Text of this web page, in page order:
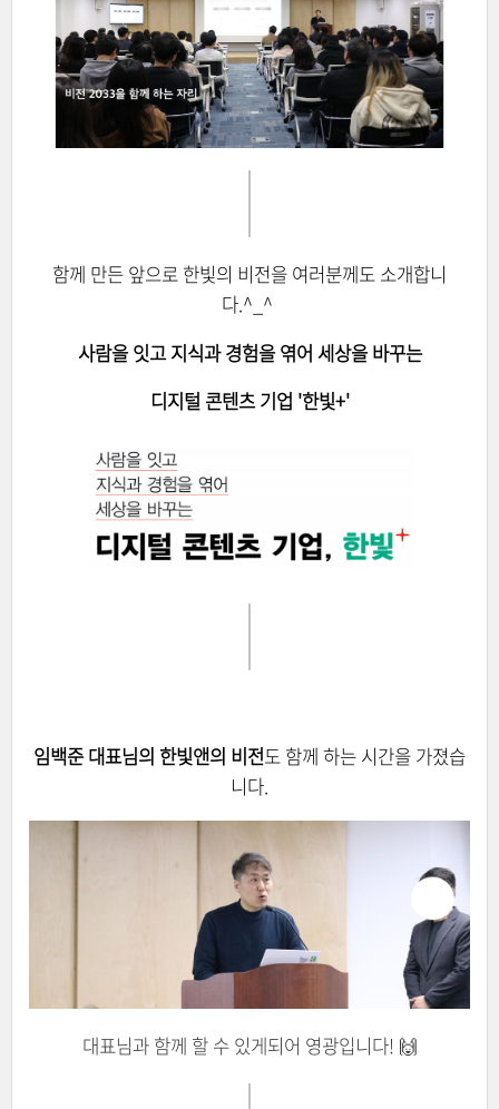
함께 만든 앞으로 한빛의 비전을 여러분께도 소개합니
다.^_^
사람을 잇고지식과 경험을 엮어 세상을 바꾸는
디지털 콘텐츠 기업 '한빛+'
임백준 대표님의 한빛앤의 비전도 함께 하는 시간을 가졌습
니다.
대표님과 함께 할 수 있게되어 영광입니다! 🙌